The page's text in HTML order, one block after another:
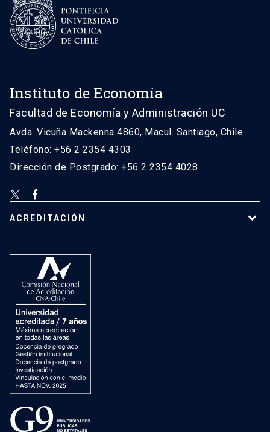
Instituto de Economía
Facultad de Economía y Administración UC
Avda. Vicuña Mackenna 4860, Macul. Santiago, Chile
Teléfono: +56 2 2354 4303
Dirección de Postgrado: +56 2 2354 4028
ACREDITACIÓN